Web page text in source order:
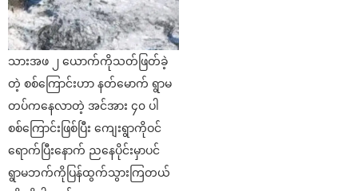
သားအဖ ၂ ယောက်ကိုသတ်ဖြတ်ခဲ့
တဲ့ စစ်ကြောင်းဟာ နတ်မောက် ရွာမ
တပ်ကနေလာတဲ့ အင်အား ၄၀ ပါ
စစ်ကြောင်းဖြစ်ပြီး ကျေးရွာကိုဝင်
ရောက်ပြီးနောက် ညနေပိုင်းမှာပင်
ရွာမဘက်ကိုပြန်ထွက်သွားကြတယ်